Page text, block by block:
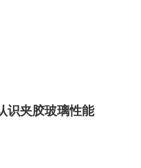
识夹胶玻璃性能